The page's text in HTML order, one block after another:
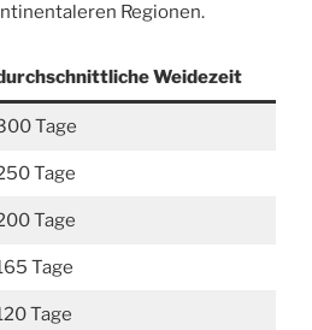
Regionen.
Weidezeit
Tage
Tage
Tage
Tage
Tage